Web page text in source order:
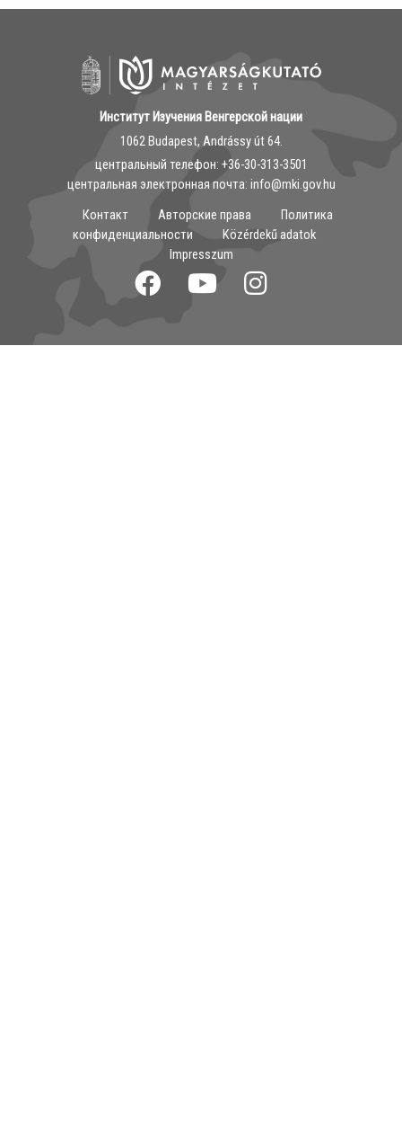
Институт Изучения Венгерской нации
1062 Budapest, Andrássy út 64.
центральный телефон: ‭+36-30-313-3501
центральная электронная почта: info@mki.gov.hu
Контакт
Авторские права
Политика
конфиденциальности
Közérdekű adatok
Impresszum